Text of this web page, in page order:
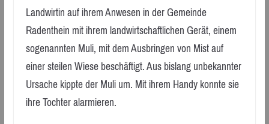
Landwirtin auf ihrem Anwesen in der Gemeinde
Radenthein mit ihrem landwirtschaftlichen Gerät, einem
sogenannten Muli, mit dem Ausbringen von Mist auf
einer steilen Wiese beschäftigt. Aus bislang unbekannter
Ursache kippte der Muli um. Mit ihrem Handy konnte sie
ihre Tochter alarmieren.